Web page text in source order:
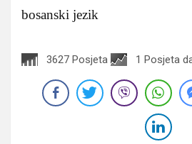
bosanski jezik
3627 Posjeta 1 Posjeta